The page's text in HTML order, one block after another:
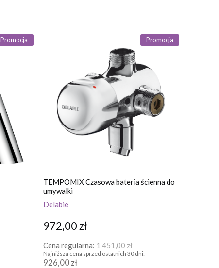
Promocja
TEMPOMIX Czasowa bateria ścienna do
umywalki
Delabie
972,00 zł
Cena regularna: 1 451,00 zł
Najniższa cena sprzed ostatnich 30 dni:
926,00 zł
Promocja